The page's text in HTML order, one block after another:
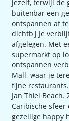
jezelf, terwijl de
buitenbar een
ontspannen af
dichtbij Je
afgelegen. Met
supermarkt op
ontspannen
Mall, waar je
fijne
Jan Thiel
Caribische sfeer
gezellige happy